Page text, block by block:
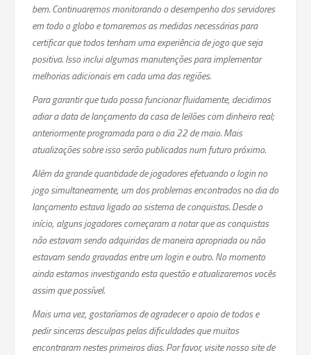
bem. Continuaremos monitorando o desempenho dos servidores
em todo o globo e tomaremos as medidas necessárias para
certificar que todos tenham uma experiência de jogo que seja
positiva. Isso inclui algumas manutenções para implementar
melhorias adicionais em cada uma das regiões.
Para garantir que tudo possa funcionar fluidamente, decidimos
adiar a data de lançamento da casa de leilões com dinheiro real;
anteriormente programada para o dia 22 de maio. Mais
atualizações sobre isso serão publicadas num futuro próximo.
Além da grande quantidade de jogadores efetuando o login no
jogo simultaneamente, um dos problemas encontrados no dia do
lançamento estava ligado ao sistema de conquistas. Desde o
início, alguns jogadores começaram a notar que as conquistas
não estavam sendo adquiridas de maneira apropriada ou não
estavam sendo gravadas entre um login e outro. No momento
ainda estamos investigando esta questão e atualizaremos vocês
assim que possível.
Mais uma vez, gostaríamos de agradecer o apoio de todos e
pedir sinceras desculpas pelas dificuldades que muitos
encontraram nestes primeiros dias. Por favor, visite nosso site de